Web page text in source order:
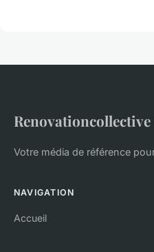
Renovationcollective
Votre média de référence
NAVIGATION
Accueil